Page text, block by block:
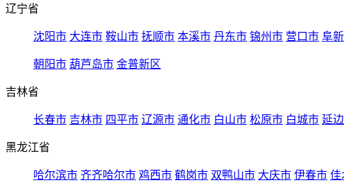
辽宁省
沈阳市 大连市 鞍山市 抚顺市 本溪市 丹东市 锦州市 营口市 阜
朝阳市 葫芦岛市 金普新区
吉林省
长春市 吉林市 四平市 辽源市 通化市 白山市 松原市 白城市 延
黑龙江省
哈尔滨市 齐齐哈尔市 鸡西市 鹤岗市 双鸭山市 大庆市 伊春市 佳